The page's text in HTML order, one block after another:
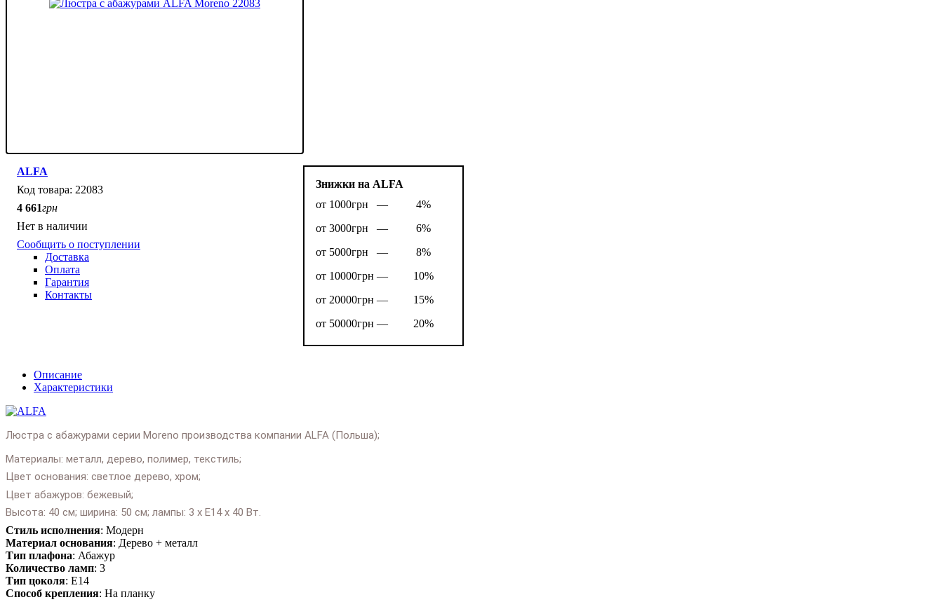
Знижки на ALFA
от 1000грн —
4%
от 3000грн —
6%
от 5000грн —
8%
от 10000грн —
10%
от 20000грн —
15%
от 50000грн —
20%
ALFA
22083
4 661грн
Нет в наличии
Сообщить о поступлении
Доставка
Оплата
Гарантия
Контакты
Описание
Характеристики
Люстра с абажурами серии Moreno производства компании ALFA (Польша);
Материалы: металл, дерево, полимер, текстиль;
Цвет основания: светлое дерево, хром;
Цвет абажуров: бежевый;
Высота: 40 см; ширина: 50 см; лампы: 3 х Е14 х 40 Вт.
Стиль исполнения: Модерн
Материал основания: Дерево + металл
Тип плафона: Абажур
Количество ламп: 3
Тип цоколя: E14
Способ крепления: На планку